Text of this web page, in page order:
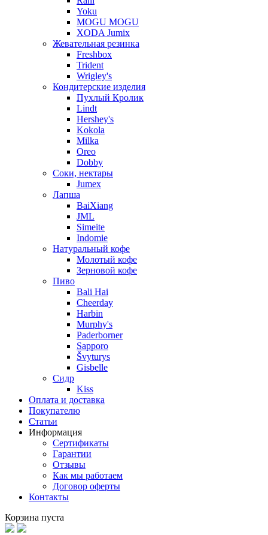
Yoku
MOGU MOGU
XODA Jumix
Жевательная резинка
Freshbox
Trident
Wrigley's
Кондитерские изделия
Пухлый Кролик
Lindt
Hershey's
Kokola
Milka
Oreo
Dobby
Соки, нектары
Jumex
Лапша
BaiXiang
JML
Simeite
Indomie
Натуральный кофе
Молотый кофе
Зерновой кофе
Пиво
Bali Hai
Cheerday
Harbin
Murphy's
Paderborner
Sapporo
Švyturys
Gisbelle
Сидр
Kiss
Оплата и доставка
Покупателю
Статьи
Информация
Сертификаты
Гарантии
Отзывы
Как мы работаем
Договор оферты
Контакты
Корзина пуста